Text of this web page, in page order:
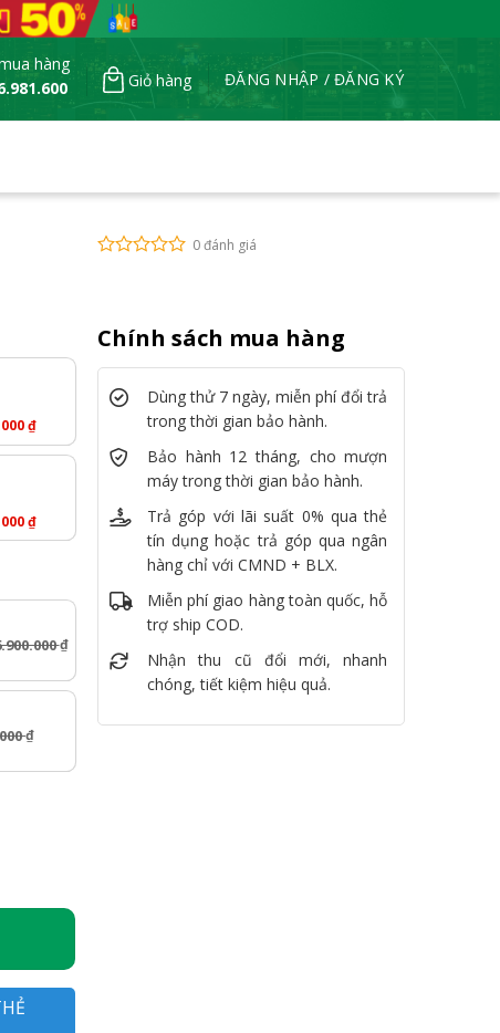
hàng
Giỏ hàng ĐĂNG NHẬP / ĐĂNG KÝ
0 đánh giá
₫
₫
₫
₫
Chính sách mua hàng
Dùng thử 7 ngày, miễn phí đổi trả
trong thời gian bảo hành.
Bảo hành 12 tháng, cho mượn
máy trong thời gian bảo hành.
Trả góp với lãi suất 0% qua thẻ
tín dụng hoặc trả góp qua ngân
hàng chỉ với CMND + BLX.
Miễn phí giao hàng toàn quốc, hỗ
trợ ship COD.
Nhận thu cũ đổi mới, nhanh
chóng, tiết kiệm hiệu quả.